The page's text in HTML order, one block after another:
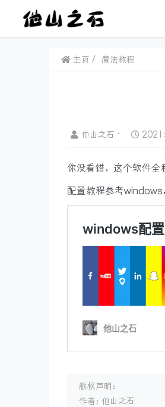
主页 魔法教程
他山之石 • 2021
你没看错，这个软件全
配置教程参考windows
版权声明：
作者：他山之石